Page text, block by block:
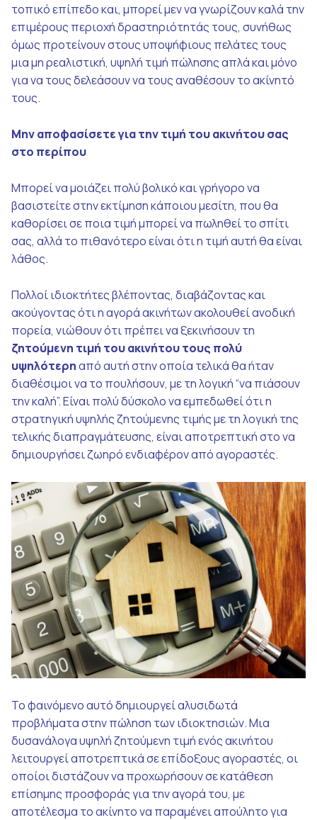
τοπικό επίπεδο και, μπορεί μεν να γνωρίζουν καλά την
επιμέρους περιοχή δραστηριότητάς τους, συνήθως
όμως προτείνουν στους υποψήφιους πελάτες τους
μια μη ρεαλιστική, υψηλή τιμή πώλησης απλά και μόνο
για να τους δελεάσουν να τους αναθέσουν το ακίνητό
τους.
Μην αποφασίσετε για την τιμή του ακινήτου σας
στο περίπου
Μπορεί να μοιάζει πολύ βολικό και γρήγορο να
βασιστείτε στην εκτίμηση κάποιου μεσίτη, που θα
καθορίσει σε ποια τιμή μπορεί να πωληθεί το σπίτι
σας, αλλά το πιθανότερο είναι ότι η τιμή αυτή θα είναι
λάθος.
Πολλοί ιδιοκτήτες βλέποντας, διαβάζοντας και
ακούγοντας ότι η αγορά ακινήτων ακολουθεί ανοδική
πορεία, νιώθουν ότι πρέπει να ξεκινήσουν τη
ζητούμενη τιμή του ακινήτου τους πολύ
υψηλότερηαπό αυτή στην οποία τελικά θα ήταν
διαθέσιμοι να το πουλήσουν, με τη λογική “να πιάσουν
την καλή”. Είναι πολύ δύσκολο να εμπεδωθεί ότι η
στρατηγική υψηλής ζητούμενης τιμής με τη λογική της
τελικής διαπραγμάτευσης, είναι αποτρεπτική στο να
δημιουργήσει ζωηρό ενδιαφέρον από αγοραστές.
Το φαινόμενο αυτό δημιουργεί αλυσιδωτά
προβλήματα στην πώληση των ιδιοκτησιών. Μια
δυσανάλογα υψηλή ζητούμενη τιμή ενός ακινήτου
λειτουργεί αποτρεπτικά σε επίδοξους αγοραστές, οι
οποίοι διστάζουν να προχωρήσουν σε κατάθεση
επίσημης προσφοράς για την αγορά του, με
αποτέλεσμα το ακίνητο να παραμένει απούλητο για